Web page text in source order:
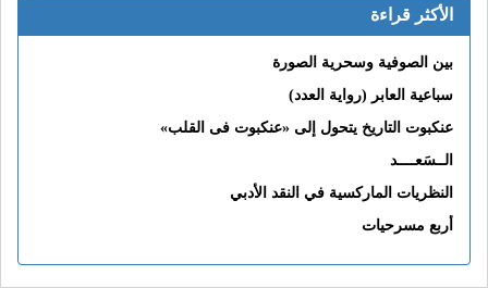
الأكثر قراءة
بين الصوفية وسحرية الصورة
سباعية العابر (رواية العدد)
عنكبوت التاريخ يتحول إلى «عنكبوت فى القلب»
الــسَعــــد
النظريات الماركسية في النقد الأدبي
أربع مسرحيات